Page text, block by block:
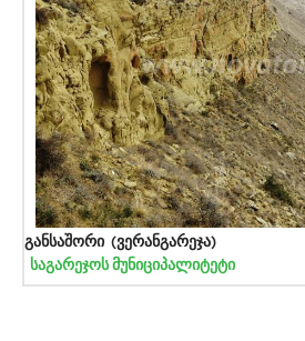
განსაშორი (ვერანგარეჯა)
საგარეჯოს მუნიციპალიტეტი